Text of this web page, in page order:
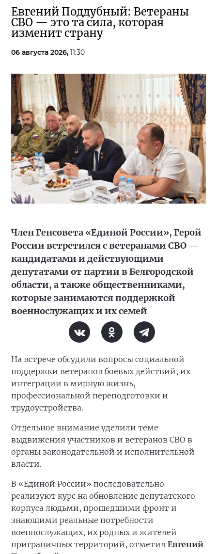
Евгений Поддубный: Ветераны
СВО — это та сила, которая
изменит страну
06 августа 2026, 11:30
Член Генсовета «Единой России», Герой
России встретился с ветеранами СВО —
кандидатами и действующими
депутатами от партии в Белгородской
области, а также общественниками,
которые занимаются поддержкой
военнослужащих и их семей
На встрече обсудили вопросы социальной
поддержки ветеранов боевых действий, их
интеграции в мирную жизнь,
профессиональной переподготовки и
трудоустройства.
Отдельное внимание уделили теме
выдвижения участников и ветеранов СВО в
органы законодательной и исполнительной
власти.
В «Единой России» последовательно
реализуют курс на обновление депутатского
корпуса людьми, прошедшими фронт и
знающими реальные потребности
военнослужащих, их родных и жителей
приграничных территорий, отметил Евгений